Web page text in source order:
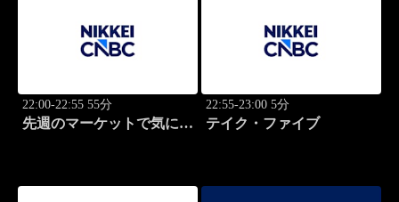
22:00-22:55 55分
先週のマーケットで気にな
22:55-23:00 5分
テイク・ファイブ